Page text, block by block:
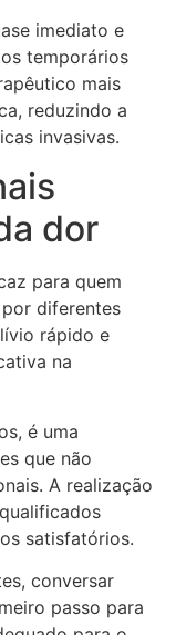
imediato e
temporários
mais
reduzindo a
invasivas.
dor
para quem
diferentes
rápido e
na
é uma
que não
A realização
satisfatórios.
conversar
passo para